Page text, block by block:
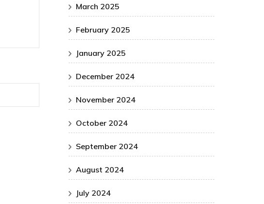
March 2025
February 2025
January 2025
December 2024
November 2024
October 2024
September 2024
August 2024
July 2024